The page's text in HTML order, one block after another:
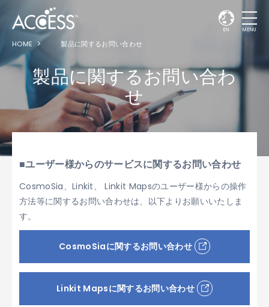
EN MENU
HOME 製品に関するお問い合わせ
製品に関するお問い合わ
せ
■ユーザー様からのサービスに関するお問い合わせ
CosmoSia、Linkit、 Linkit Mapsのユーザー様からの操作
方法等に関するお問い合わせは、以下よりお願いいたしま
す。
CosmoSiaに関するお問い合わせ
Linkit Mapsに関するお問い合わせ